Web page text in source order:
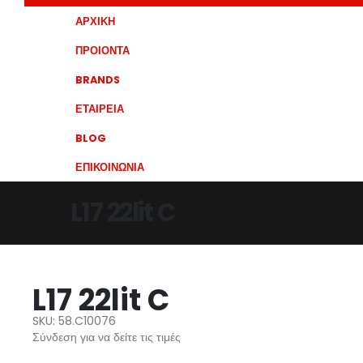
ΑΡΧΙΚΗ
ΠΡΟΙΟΝΤΑ
BRANDS
ΕΤΑΙΡΕΙΑ
BLOG
ΕΠΙΚΟΙΝΩΝΙΑ
L17 22lit C
SKU: 58.C10076
Σύνδεση για να δείτε τις τιμές